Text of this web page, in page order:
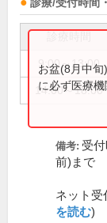
診療/受付時間
9:00～13:00
14:00～18:00
お盆(8月中
に必ず医療機
備考: 受
前)まで
ネット受
を読む)